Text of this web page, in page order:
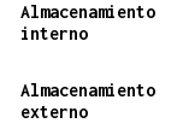
Almacenamiento
interno
Almacenamiento
externo